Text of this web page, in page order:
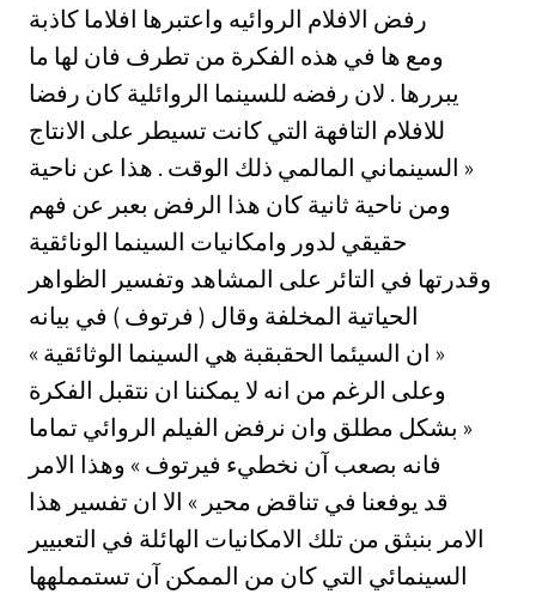
رفض الافلام الروائيه واعتبرها افلاما كاذبة
ومع ها في هذه الفكرة من تطرف فان لها ما
يبررها . لان رفضه للسينما الروائلية كان رفضا
للافلام التافهة التي كانت تسيطر على الانتاج
السينماني المالمي ذلك الوقت . هذا عن ناحية »
ومن ناحية ثانية كان هذا الرفض بعبر عن فهم
حقيقي لدور وامكانيات السينما الونائقية
وقدرتها في التائر على المشاهد وتفسير الظواهر
الحياتية المخلفة وقال ( فرتوف ) في بيانه
« ان السيئما الحقبقبة هي السينما الوثائقية »
وعلى الرغم من انه لا يمكننا ان نتقبل الفكرة
بشكل مطلق وان نرفض الفيلم الروائي تماما »
فانه بصعب آن نخطيء فيرتوف » وهذا الامر
قد يوفعنا في تناقض محير » الا ان تفسير هذا
الامر بنبثق من تلك الامكانيات الهائلة في التعبيير
السينمائي التي كان من الممكن آن تستمملهها